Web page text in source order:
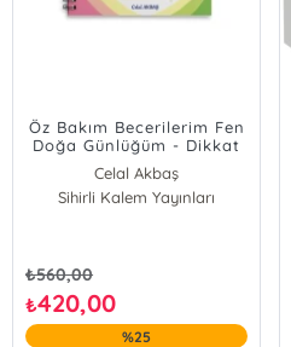
Öz Bakım Becerilerim Fen
Doğa Günlüğüm - Dikkat
Odaklı Etkinlik Kitabı ( 3-
4 Yaş Çocuklar İçin );( 3-4
Yaş Çocuklar İçin )
Celal Akbaş
Sihirli Kalem Yayınları
₺560,00
₺420,00
%25